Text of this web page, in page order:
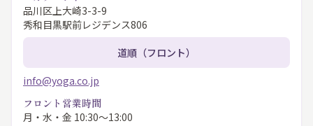
品川区上大崎3-3-9
秀和目黒駅前レジデンス806
道順（フロント）
info@yoga.co.jp
フロント営業時間
月・水・金 10:30〜13:00